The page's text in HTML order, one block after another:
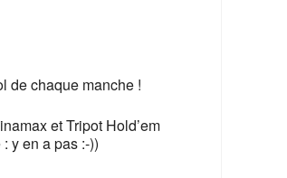
de chaque manche !
et Tripot Hold’em
y en a pas :-))